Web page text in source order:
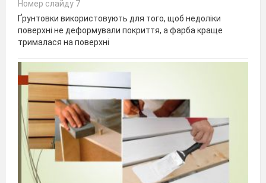
Номер слайду 7
Ґрунтовки використовують для того, щоб недоліки
поверхні не деформували покриття, а фарба краще
трималася на поверхні